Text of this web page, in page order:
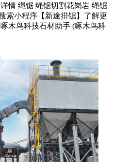
情 绳锯 绳锯切割花岗岩 绳锯
索小程序【新途排锯】了解更
木鸟科技石材助手 (啄木鸟科